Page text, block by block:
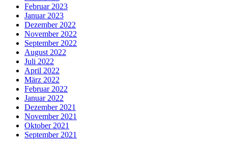
Februar 2023
Januar 2023
Dezember 2022
November 2022
September 2022
August 2022
Juli 2022
April 2022
März 2022
Februar 2022
Januar 2022
Dezember 2021
November 2021
Oktober 2021
September 2021